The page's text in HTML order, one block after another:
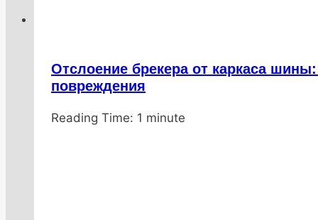
Отслоение брекера от каркаса
повреждения
ОтDenisNHK
20.01.202620.01.2026
Reading Time: 1 minute